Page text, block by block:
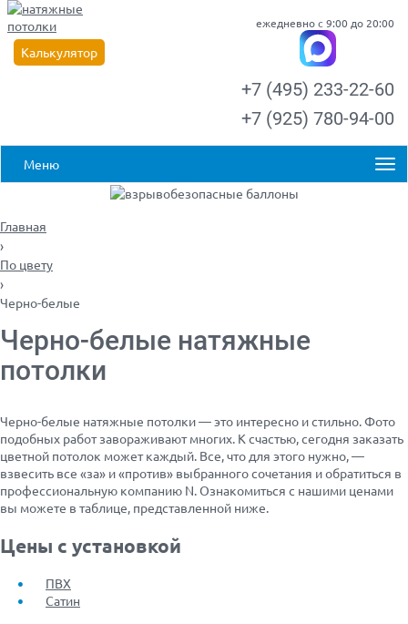
Калькулятор
ежедневно с 9:00 до 20:00
+7 (495) 233-22-60
+7 (925) 780-94-00
Меню
Главная
›
По цвету
›
Черно-белые
Черно-белые натяжные
потолки
Черно-белые натяжные потолки — это интересно и стильно. Фото
подобных работ завораживают многих. К счастью, сегодня заказать
цветной потолок может каждый. Все, что для этого нужно, —
взвесить все «за» и «против» выбранного сочетания и обратиться в
профессиональную компанию N. Ознакомиться с нашими ценами
вы можете в таблице, представленной ниже.
Цены с установкой
ПВХ
Сатин